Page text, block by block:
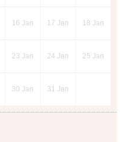
16 Jan 17 Jan 18 Jan
23 Jan 24 Jan 25 Jan
30 Jan 31 Jan